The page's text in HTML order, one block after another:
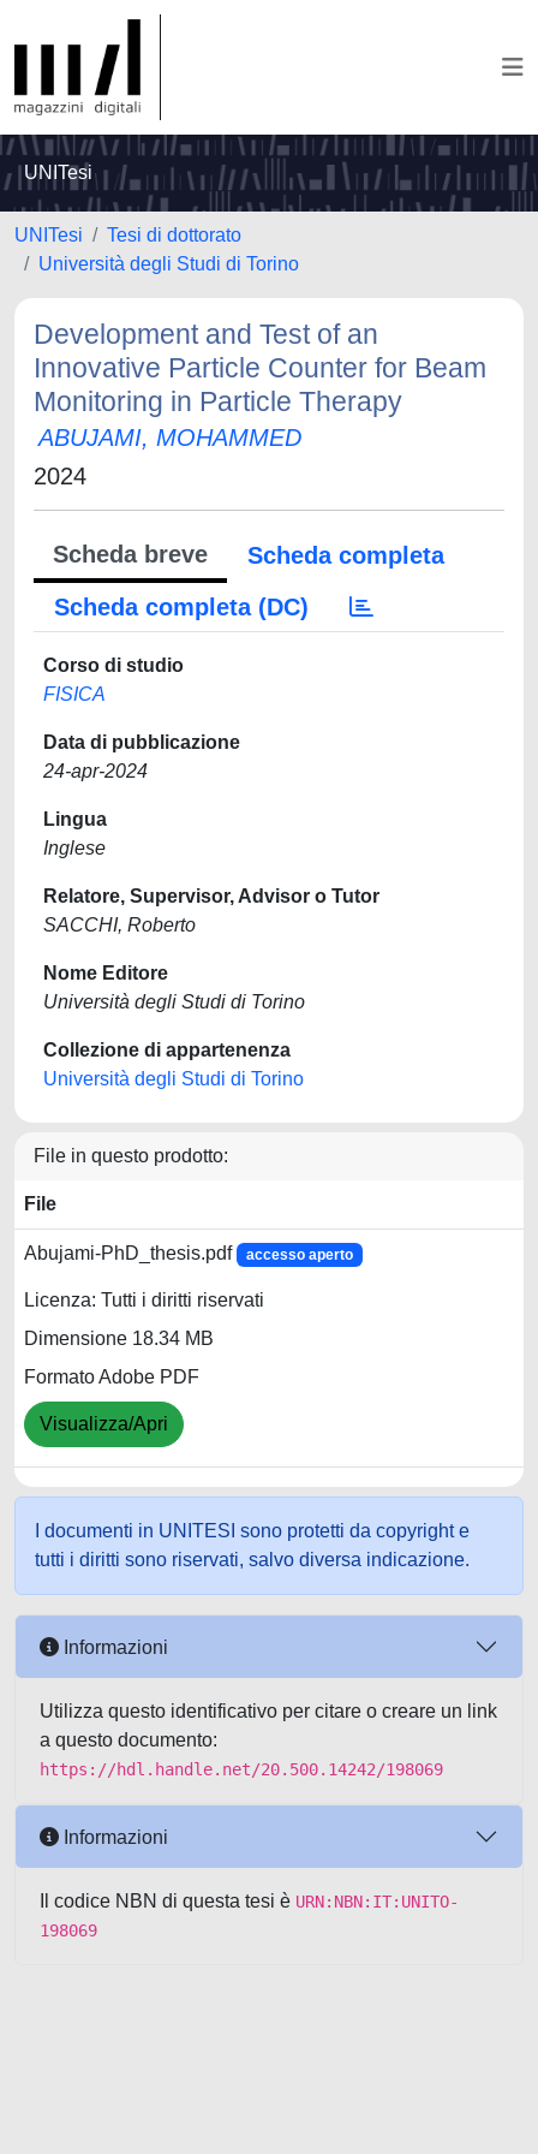
UNITesi
UNITesi
Tesi di dottorato
Università degli Studi di Torino
Development and Test of an
Innovative Particle Counter for Beam
Monitoring in Particle Therapy
ABUJAMI, MOHAMMED
2024
Scheda breve
Scheda completa
Scheda completa (DC)
Corso di studio
FISICA
Data di pubblicazione
24-apr-2024
Lingua
Inglese
Relatore, Supervisor, Advisor o Tutor
SACCHI, Roberto
Nome Editore
Università degli Studi di Torino
Collezione di appartenenza
Università degli Studi di Torino
File in questo prodotto:
File
Abujami-PhD_thesis.pdf accesso aperto
Licenza: Tutti i diritti riservati
Dimensione 18.34 MB
Formato Adobe PDF
Visualizza/Apri
I documenti in UNITESI sono protetti da copyright e
tutti i diritti sono riservati, salvo diversa indicazione.
Informazioni
Utilizza questo identificativo per citare o creare un link
a questo documento:
https://hdl.handle.net/20.500.14242/198069
Informazioni
Il codice NBN di questa tesi è URN:NBN:IT:UNITO-
198069